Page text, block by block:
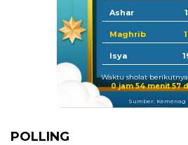
Ashar
Maghrib
Isya
Waktu sholat
0 jam 54 menit 56
Sumber: Kemenag
POLLING